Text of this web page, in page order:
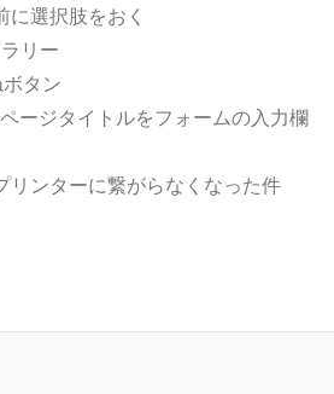
に選択肢をおく
リー
タン
ージタイトルをフォームの入力欄
リンターに繋がらなくなった件